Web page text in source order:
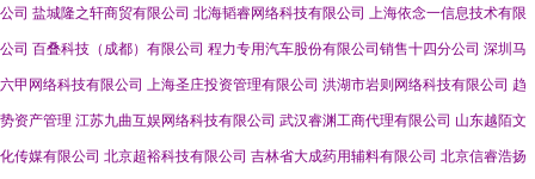
公司 盐城隆之轩商贸有限公司 北海韬睿网络科技有限公司 上海依念一信息技术有限
公司 百叠科技（成都）有限公司 程力专用汽车股份有限公司销售十四分公司 深圳马
六甲网络科技有限公司 上海圣庄投资管理有限公司 洪湖市岩则网络科技有限公司 趋
势资产管理 江苏九曲互娱网络科技有限公司 武汉睿渊工商代理有限公司 山东越陌文
化传媒有限公司 北京超裕科技有限公司 吉林省大成药用辅料有限公司 北京信睿浩扬